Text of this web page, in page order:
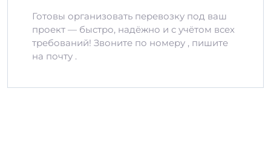
Готовы организовать перевозку под ваш
проект — быстро, надёжно и с учётом всех
требований! Звоните по номеру , пишите
на почту .